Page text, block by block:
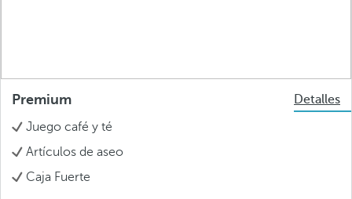
Premium
Detalles
Juego café y té
Artículos de aseo
Caja Fuerte